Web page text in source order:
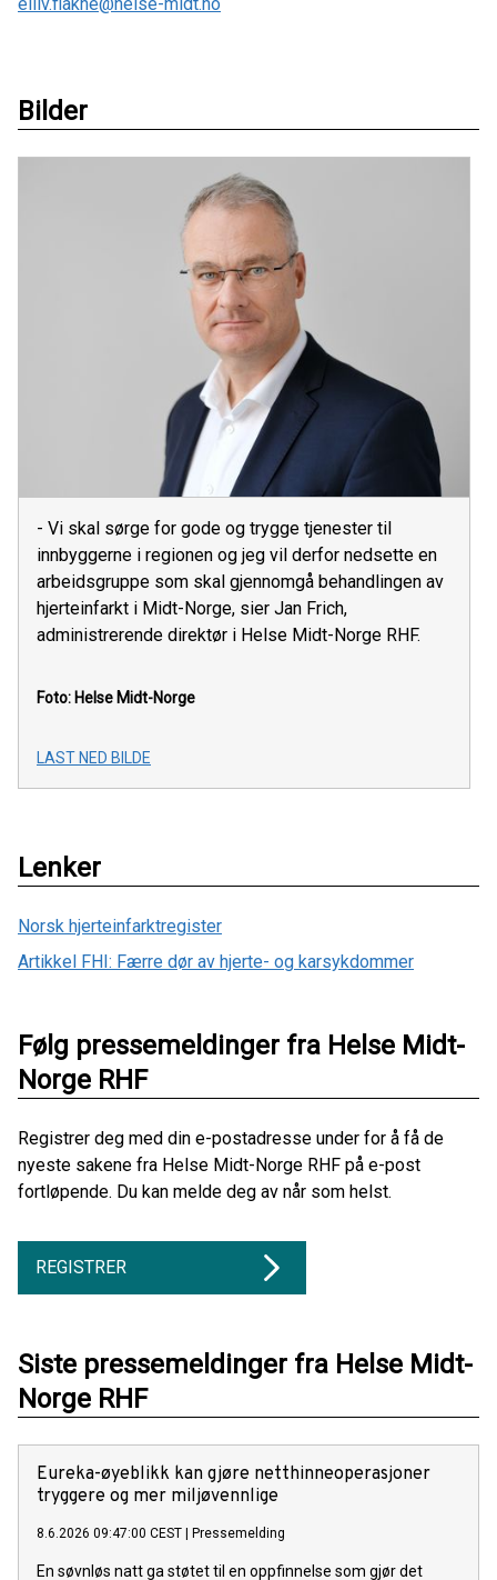
Bilder
- Vi skal sørge for gode og trygge tjenester til
innbyggerne i regionen og jeg vil derfor nedsette en
arbeidsgruppe som skal gjennomgå behandlingen av
hjerteinfarkt i Midt-Norge, sier Jan Frich,
administrerende direktør i Helse Midt-Norge RHF.
Foto: Helse Midt-Norge
LAST NED BILDE
Lenker
Norsk hjerteinfarktregister
Artikkel FHI: Færre dør av hjerte- og karsykdommer
Følg pressemeldinger fra Helse Midt-
Norge RHF
Registrer deg med din e-postadresse under for å få de
nyeste sakene fra Helse Midt-Norge RHF på e-post
fortløpende. Du kan melde deg av når som helst.
REGISTRER
Siste pressemeldinger fra Helse Midt-
Norge RHF
Eureka-øyeblikk kan gjøre netthinneoperasjoner
tryggere og mer miljøvennlige
8.6.2026 09:47:00 CEST | Pressemelding
En søvnløs natt ga støtet til en oppfinnelse som gjør det